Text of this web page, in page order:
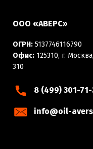
ООО «АВЕРС»
ОГРН: 5137746116790
Офис: 125310, г.
310
8 (499) 301-
info@oil-